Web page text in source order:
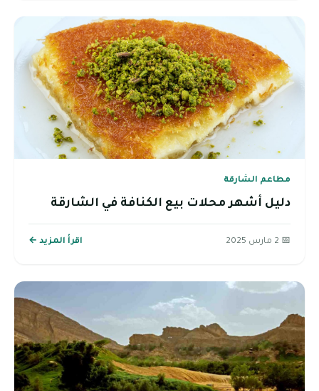
مطاعم الشارقة
دليل أشهر محلات بيع الكنافة في الشارقة
📅 2 مارس 2025 اقرأ المزيد ←